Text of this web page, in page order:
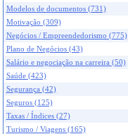
Modelos de documentos (731)
Motivação (309)
Negócios / Empreendedorismo (775)
Plano de Negócios (43)
Salário e negociação na carreira (50)
Saúde (423)
Segurança (42)
Seguros (125)
Taxas / Índices (27)
Turismo / Viagens (165)